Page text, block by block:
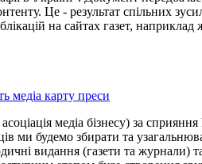
Це - результат спільних
на сайтах газет, наприклад
медіа карту преси
медіа бізнесу) за
ми будемо збирати та
видання (газети та журнали)